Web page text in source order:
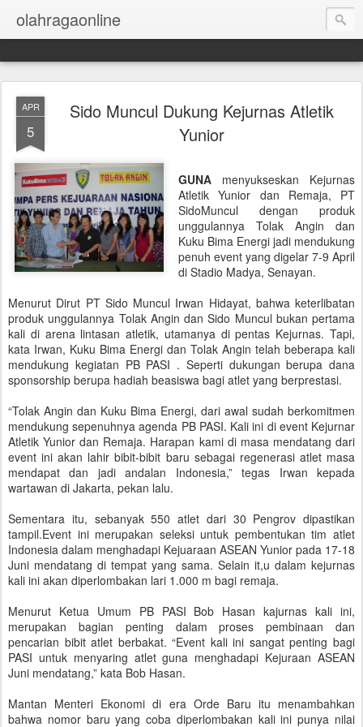
olahragaonline
APR
5
Sido Muncul Dukung Kejurnas Atletik
Yunior
GUNA menyukseskan Kejurnas
Atletik Yunior dan Remaja, PT
SidoMuncul dengan produk
unggulannya Tolak Angin dan
Kuku Bima Energi jadi mendukung
penuh event yang digelar 7-9 April
di Stadio Madya, Senayan.
Menurut Dirut PT Sido Muncul Irwan Hidayat, bahwa keterlibatan
produk unggulannya Tolak Angin dan Sido Muncul bukan pertama
kali di arena lintasan atletik, utamanya di pentas Kejurnas. Tapi,
kata Irwan, Kuku Bima Energi dan Tolak Angin telah beberapa kali
mendukung kegiatan PB PASI . Seperti dukungan berupa dana
sponsorship berupa hadiah beasiswa bagi atlet yang berprestasi.
“Tolak Angin dan Kuku Bima Energi, dari awal sudah berkomitmen
mendukung sepenuhnya agenda PB PASI. Kali ini di event Kejurnar
Atletik Yunior dan Remaja. Harapan kami di masa mendatang dari
event ini akan lahir bibit-bibit baru sebagai regenerasi atlet masa
mendapat dan jadi andalan Indonesia,” tegas Irwan kepada
wartawan di Jakarta, pekan lalu.
Sementara itu, sebanyak 550 atlet dari 30 Pengrov dipastikan
tampil.Event ini merupakan seleksi untuk pembentukan tim atlet
Indonesia dalam menghadapi Kejuaraan ASEAN Yunior pada 17-18
Juni mendatang di tempat yang sama. Selain it,u dalam kejurnas
kali ini akan diperlombakan lari 1.000 m bagi remaja.
Menurut Ketua Umum PB PASI Bob Hasan kajurnas kali ini,
merupakan bagian penting dalam proses pembinaan dan
pencarian bibit atlet berbakat. “Event kali ini sangat penting bagi
PASI untuk menyaring atlet guna menghadapi Kejuraan ASEAN
Juni mendatang,” kata Bob Hasan.
Mantan Menteri Ekonomi di era Orde Baru itu menambahkan
bahwa nomor baru yang coba diperlombakan kali ini punya nilai